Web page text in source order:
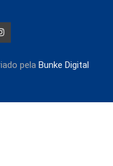
pela Bunke Digital